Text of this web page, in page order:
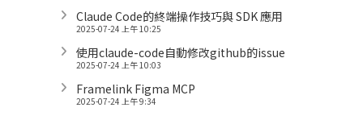
Claude Code的終端操作技巧與 SDK 應用
2025-07-24 上午 10:25
使用claude-code自動修改github的issue
2025-07-24 上午 10:03
Framelink Figma MCP
2025-07-24 上午 9:34